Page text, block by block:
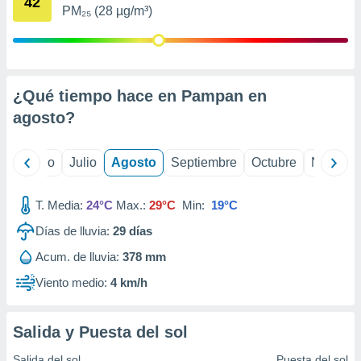
mediante
publicidad
publicidad
1199
PM₂₅ (28 µg/m³)
¿Qué tiempo hace en Pampan en
agosto?
Junio Julio Agosto Septiembre Octubre
T. Media: 24°C Max.: 29°C Min: 19°C
Días de lluvia: 29 días
Acum. de lluvia: 378 mm
Viento medio: 4 km/h
Salida y Puesta del sol